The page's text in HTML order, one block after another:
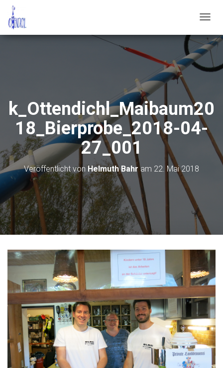
A
V
I
A
N
M
k_Ottendichl_Maibaum20
18_Bierprobe_2018-04-
27_001
Veröffentlicht von Helmuth Bahr am 22. Mai 2018